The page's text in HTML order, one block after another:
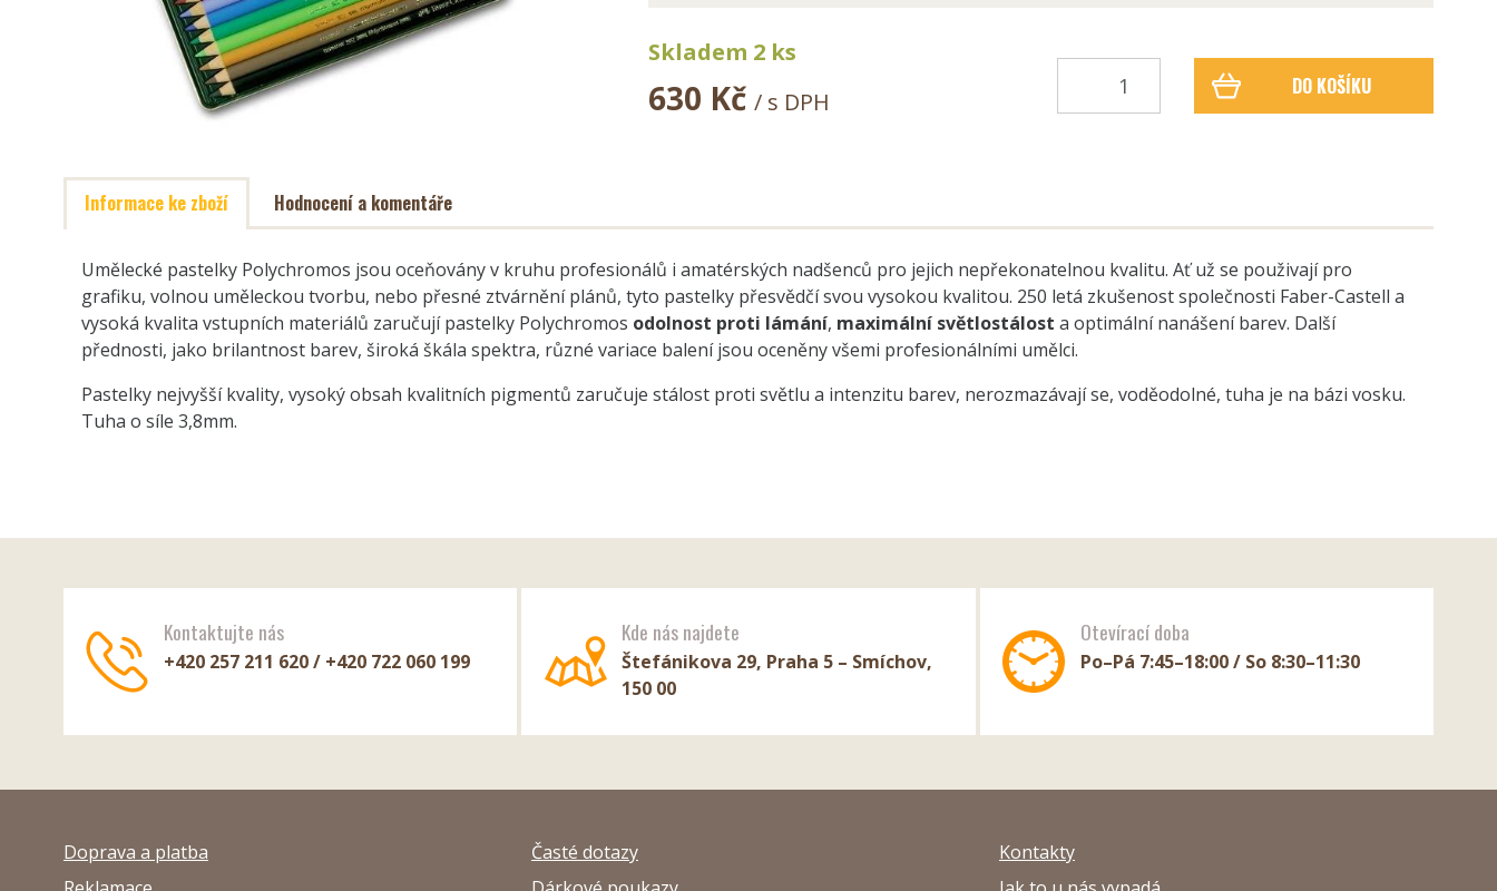
Skladem 2 ks
630 Kč / s DPH
DO KOŠÍKU
Informace ke zboží Hodnocení a komentáře
Umělecké pastelky Polychromos jsou oceňovány v kruhu profesionálů i amatérských nadšenců pro jejich nepřekonatelnou kvalitu. Ať už se použivají pro
grafiku, volnou uměleckou tvorbu, nebo přesné ztvárnění plánů, tyto pastelky přesvědčí svou vysokou kvalitou. 250 letá zkušenost společnosti Faber-Castell a
vysoká kvalita vstupních materiálů zaručují pastelky Polychromos odolnost proti lámání, maximální světlostálost a optimální nanášení barev. Další
přednosti, jako brilantnost barev, široká škála spektra, různé variace balení jsou oceněny všemi profesionálními umělci.
Pastelky nejvyšší kvality, vysoký obsah kvalitních pigmentů zaručuje stálost proti světlu a intenzitu barev, nerozmazávají se, voděodolné, tuha je na bázi vosku.
Tuha o síle 3,8mm.
Kontaktujte nás
+420 257 211 620 / +420 722 060 199
Kde nás najdete
Štefánikova 29, Praha 5 – Smíchov,
150 00
Otevírací doba
Po–Pá 7:45–18:00 / So 8:30–11:30
Doprava a platba
Časté dotazy
Kontakty